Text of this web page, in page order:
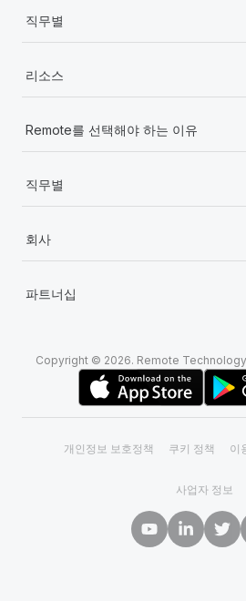
직무별
리소스
Remote를 선택해야 하는 이유
직무별
회사
파트너십
Copyright © 2026. Remote
개인정보 보호정책 쿠키 정책 이
사업자 정보